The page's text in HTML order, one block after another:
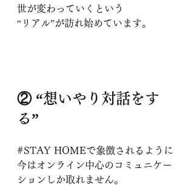
世が変わっていくという
“リアル”が訪れ始めています。
② “想いやり対話をす
る”
#STAY HOMEで象徴されるように
今はオンライン中心のコミュニケー
ションしか取れません。